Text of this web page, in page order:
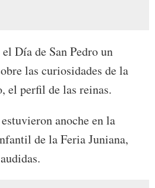
Día de San Pedro un
las curiosidades de la
el perfil de las reinas.
anoche en la
de la Feria Juniana,